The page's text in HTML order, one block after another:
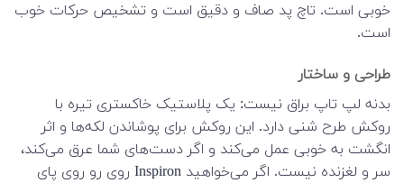
خوبی است. تاچ پد صاف و دقیق است و تشخیص حرکات خوب
است.
طراحی و ساختار
بدنه لپ تاپ براق نیست: یک پلاستیک خاکستری تیره با
روکش طرح شنی دارد. این روکش برای پوشاندن لکه‌ها و اثر
انگشت به خوبی عمل می‌کند و اگر دست‌های شما عرق می‌کند،
سر و لغزنده نیست. اگر می‌خواهید Inspiron روی رو روی پای